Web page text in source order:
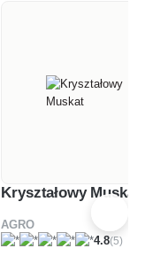
Kryształowy Muskat
AGRO
4.8(5)